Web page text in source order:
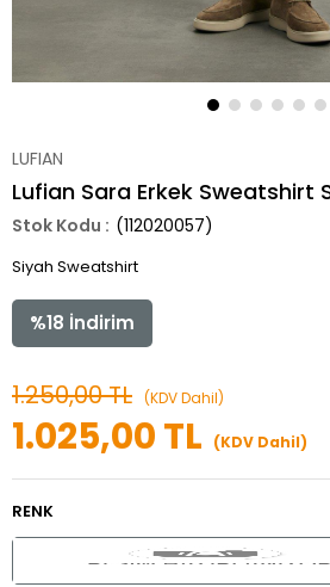
LUFIAN
Lufian Sara Erkek Sweatshirt
(112020057)
Siyah Sweatshirt
%18 İndirim
1.250,00 TL (KDV Dahil)
1.025,00 TL (KDV Dahil)
RENK